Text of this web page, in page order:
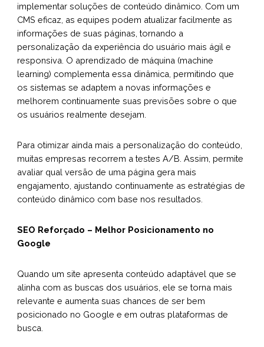
implementar soluções de conteúdo dinâmico. Com um
CMS eficaz, as equipes podem atualizar facilmente as
informações de suas páginas, tornando a
personalização da experiência do usuário mais ágil e
responsiva. O aprendizado de máquina (machine
learning) complementa essa dinâmica, permitindo que
os sistemas se adaptem a novas informações e
melhorem continuamente suas previsões sobre o que
os usuários realmente desejam.
Para otimizar ainda mais a personalização do conteúdo,
muitas empresas recorrem a testes A/B. Assim, permite
avaliar qual versão de uma página gera mais
engajamento, ajustando continuamente as estratégias de
conteúdo dinâmico com base nos resultados.
SEO Reforçado – Melhor Posicionamento no
Google
Quando um site apresenta conteúdo adaptável que se
alinha com as buscas dos usuários, ele se torna mais
relevante e aumenta suas chances de ser bem
posicionado no Google e em outras plataformas de
busca.